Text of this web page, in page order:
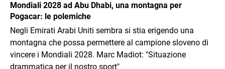
Mondiali 2028 ad Abu Dhabi, una montagna per
Pogacar: le polemiche
Negli Emirati Arabi Uniti sembra si stia erigendo una
montagna che possa permettere al campione sloveno di
vincere i Mondiali 2028. Marc Madiot: "Situazione
drammatica per il nostro sport"